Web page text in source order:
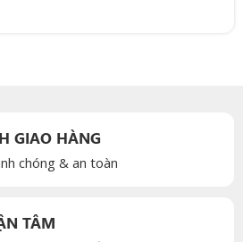
GIAO HÀNG
chóng & an toàn
TÂM